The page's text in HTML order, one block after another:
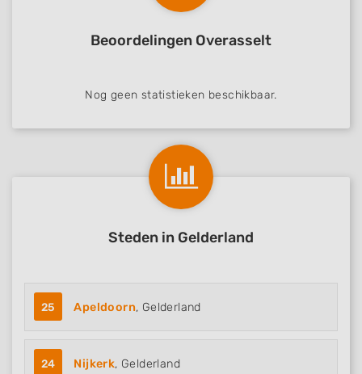
Beoordelingen Overasselt
Nog geen statistieken beschikbaar.
Steden in Gelderland
25 Apeldoorn, Gelderland
24 Nijkerk, Gelderland